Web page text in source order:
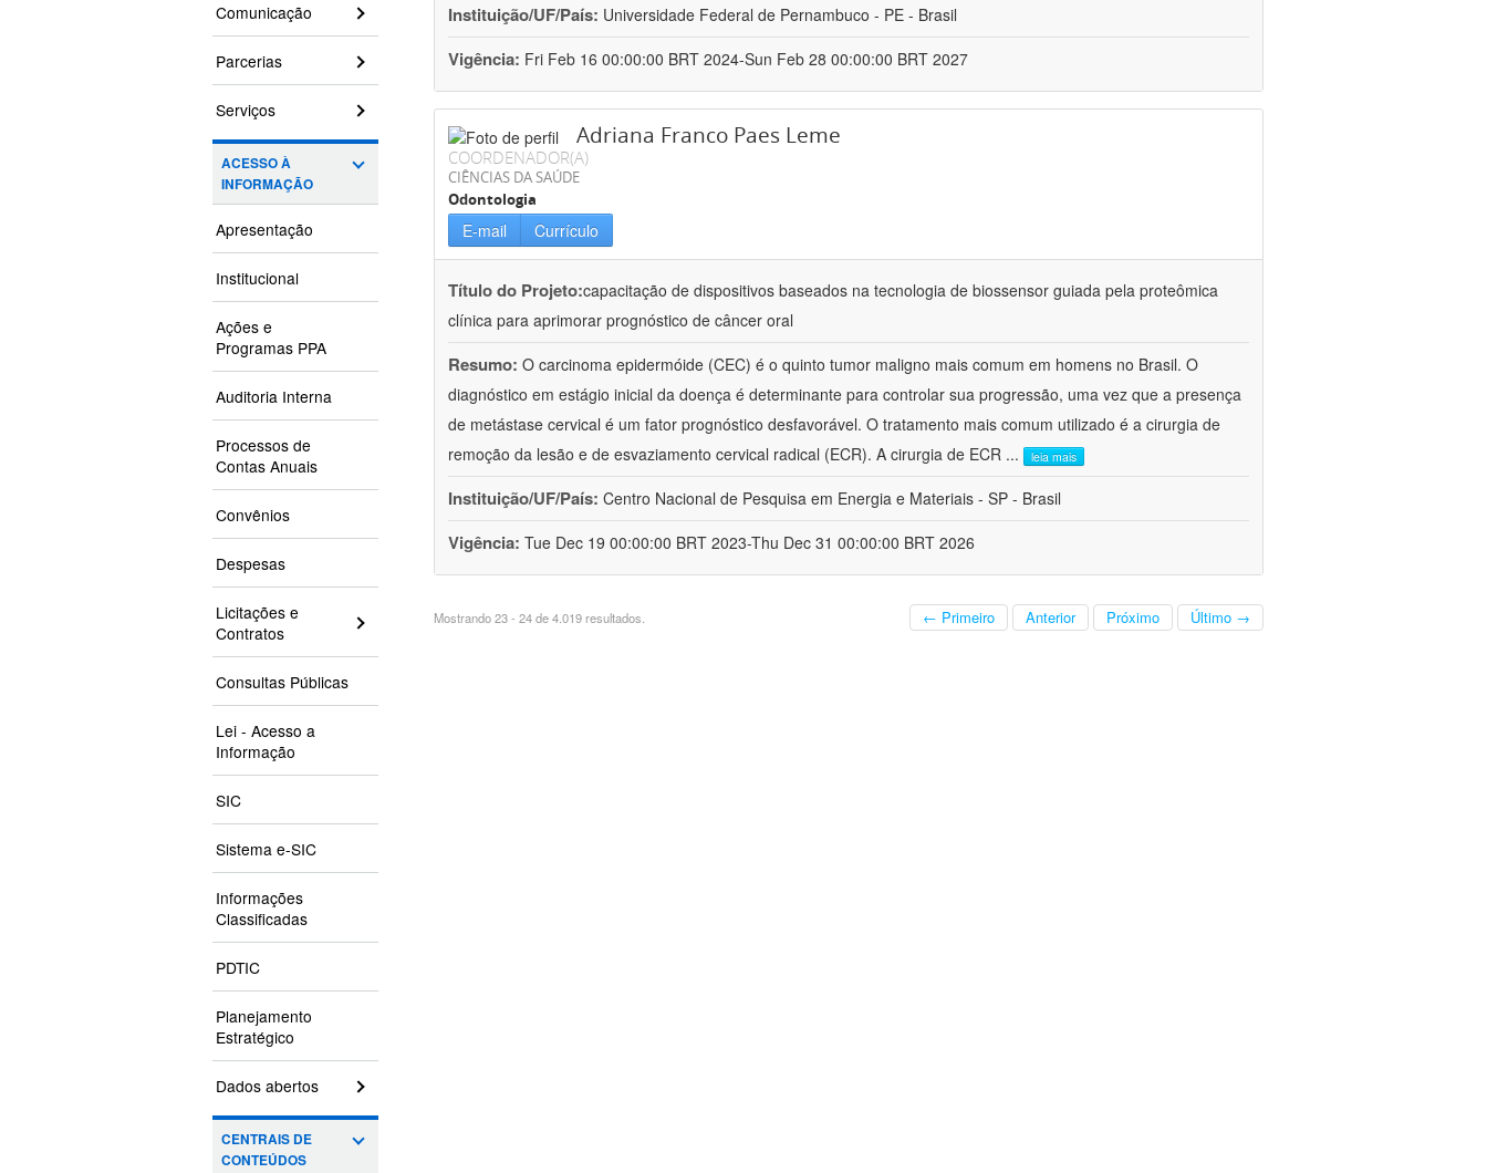
Comunicação
Parcerias
Serviços
ACESSO À
INFORMAÇÃO
Apresentação
Institucional
Ações e
Programas PPA
Auditoria Interna
Processos de
Contas Anuais
Convênios
Despesas
Licitações e
Contratos
Consultas Públicas
Lei - Acesso a
Informação
SIC
Sistema e-SIC
Informações
Classificadas
PDTIC
Planejamento
Estratégico
Dados abertos
CENTRAIS DE
CONTEÚDOS
Instituição/UF/País: Universidade Federal de Pernambuco - PE - Brasil
Vigência: Fri Feb 16 00:00:00 BRT 2024-Sun Feb 28 00:00:00 BRT 2027
Adriana Franco Paes Leme
COORDENADOR(A)
CIÊNCIAS DA SAÚDE
Odontologia
E-mail Currículo
Título do Projeto:capacitação de dispositivos baseados na tecnologia de biossensor guiada pela proteômica
clínica para aprimorar prognóstico de câncer oral
Resumo: O carcinoma epidermóide (CEC) é o quinto tumor maligno mais comum em homens no Brasil. O
diagnóstico em estágio inicial da doença é determinante para controlar sua progressão, uma vez que a presença
de metástase cervical é um fator prognóstico desfavorável. O tratamento mais comum utilizado é a cirurgia de
remoção da lesão e de esvaziamento cervical radical (ECR). A cirurgia de ECR ... leia mais
Instituição/UF/País: Centro Nacional de Pesquisa em Energia e Materiais - SP - Brasil
Vigência: Tue Dec 19 00:00:00 BRT 2023-Thu Dec 31 00:00:00 BRT 2026
Mostrando 23 - 24 de 4.019 resultados. ← Primeiro Anterior Próximo Último →